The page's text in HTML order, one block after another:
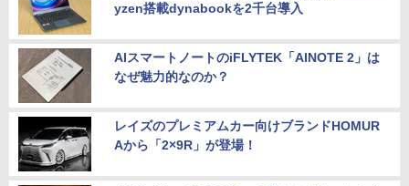
yzen搭載dynabookを2千台導入
AIスマートノートのiFLYTEK「AINOTE 2」は
なぜ魅力的なのか？
レイズのプレミアムカー向けブランドHOMUR
Aから「2×9R」が登場！